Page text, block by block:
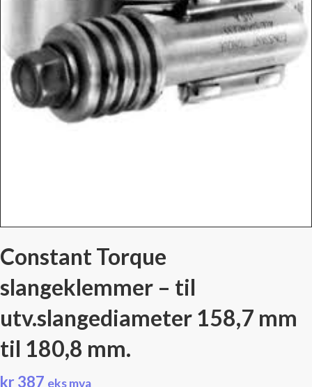
Constant Torque
slangeklemmer – til
utv.slangediameter 158,7 mm
til 180,8 mm.
kr387 eks mva